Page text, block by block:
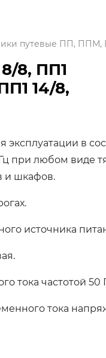
путевые ПП, ППМ,
8, ПП1
14/8,
в
при любом виде
и шкафов.
источника
тока частотой 50
тока